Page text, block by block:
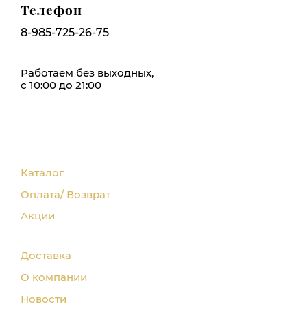
Телефон
8-985-725-26-75
Работаем без выходных,
с 10:00 до 21:00
Каталог
Оплата/ Возврат
Акции
Доставка
О компании
Новости